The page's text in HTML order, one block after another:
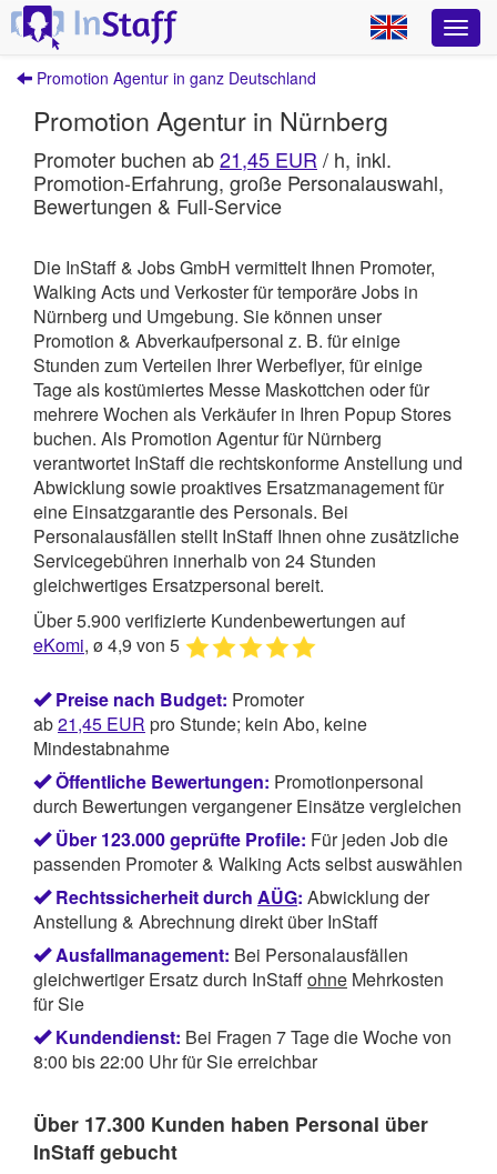
Promotion Agentur in ganz Deutschland
Promotion Agentur in Nürnberg
Promoter buchen ab21,45 EUR / h, inkl.
Promotion-Erfahrung, große Personalauswahl,
Bewertungen & Full-Service
Die InStaff & Jobs GmbH vermittelt Ihnen Promoter,
Walking Acts und Verkoster für temporäre Jobs in
Nürnberg und Umgebung. Sie können unser
Promotion & Abverkaufpersonal z. B. für einige
Stunden zum Verteilen Ihrer Werbeflyer, für einige
Tage als kostümiertes Messe Maskottchen oder für
mehrere Wochen als Verkäufer in Ihren Popup Stores
buchen. Als Promotion Agentur für Nürnberg
verantwortet InStaffdie rechtskonforme Anstellung und
Abwicklung sowie proaktives Ersatzmanagement für
eine Einsatzgarantie des Personals. Bei
Personalausfällen stellt InStaff Ihnen ohne zusätzliche
Servicegebühren innerhalb von 24 Stunden
gleichwertiges Ersatzpersonal bereit.
Über 5.900 verifizierte Kundenbewertungen auf
eKomi, ø 4,9 von 5
Preise nach Budget: Promoter
ab21,45 EUR pro Stunde; kein Abo, keine
Mindestabnahme
Öffentliche Bewertungen: Promotionpersonal
durch Bewertungen vergangener Einsätze vergleichen
Über 123.000 geprüfte Profile: Für jeden Job die
passenden Promoter & Walking Acts selbst auswählen
Rechtssicherheit durch AÜG: Abwicklung der
Anstellung & Abrechnung direkt über InStaff
Ausfallmanagement: Bei Personalausfällen
gleichwertiger Ersatz durch InStaffohne Mehrkosten
für Sie
Kundendienst: Bei Fragen 7 Tage die Woche von
8:00 bis 22:00 Uhr für Sie erreichbar
Über 17.300 Kunden haben Personal über
InStaff gebucht